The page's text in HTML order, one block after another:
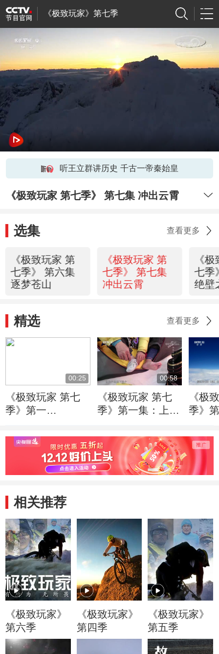
《极致玩家》第七季
听王立群讲历史 千古一帝秦始皇
《极致玩家 第七季》 第七集 冲出云霄
选集 查看更多
《极致玩家 第
七季》 第六集
逐梦苍山
《极致玩家 第
七季》 第七集
冲出云霄
《
七季
绝壁
精选 查看更多
00:25
《极致玩家 第七
季》第一
登山探险的终极梦
想
00:58
《极致玩家 第七
季》第一集：上百
十斤的背包 身体
不堪重负出现了状
况
《极
季》
相关推荐
《极致玩家》
第六季
《极致玩家》
第四季
《极致玩家》
第五季